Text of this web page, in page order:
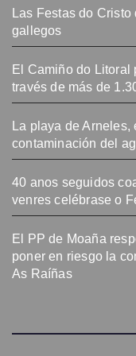
Las Festas do
gallegos
El Camiño do
través de más de
La playa de
contaminación del
40 anos seguidos
venres celébrase o
El PP de Moaña
poner en riesgo la
As Raíñas